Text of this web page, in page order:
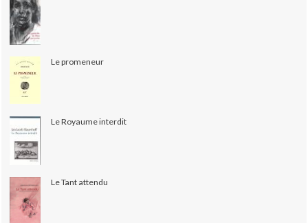
Le promeneur
Le Royaume interdit
Le Tant attendu